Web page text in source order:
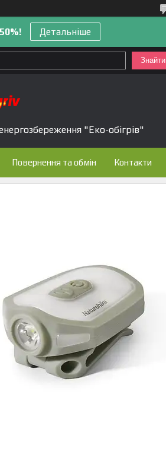
Детальніше
Знайти
"Еко-обігрів"
Повернення та обмін Контакти